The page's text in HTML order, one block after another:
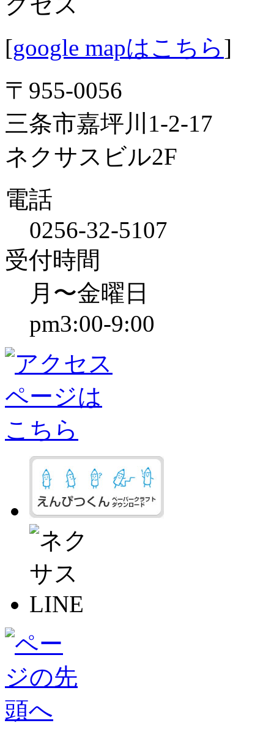
[google mapはこちら]
〒955-0056
三条市嘉坪川1-2-17
ネクサスビル2F
電話
0256-32-5107
受付時間
月〜金曜日
pm3:00-9:00